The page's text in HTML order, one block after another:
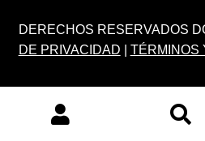
DERECHOS RESERVADOS
DE PRIVACIDAD
TÉRMINOS
PRODUCTS